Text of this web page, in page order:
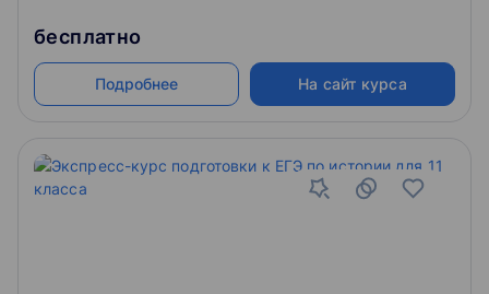
бесплатно
Подробнее На сайт курса